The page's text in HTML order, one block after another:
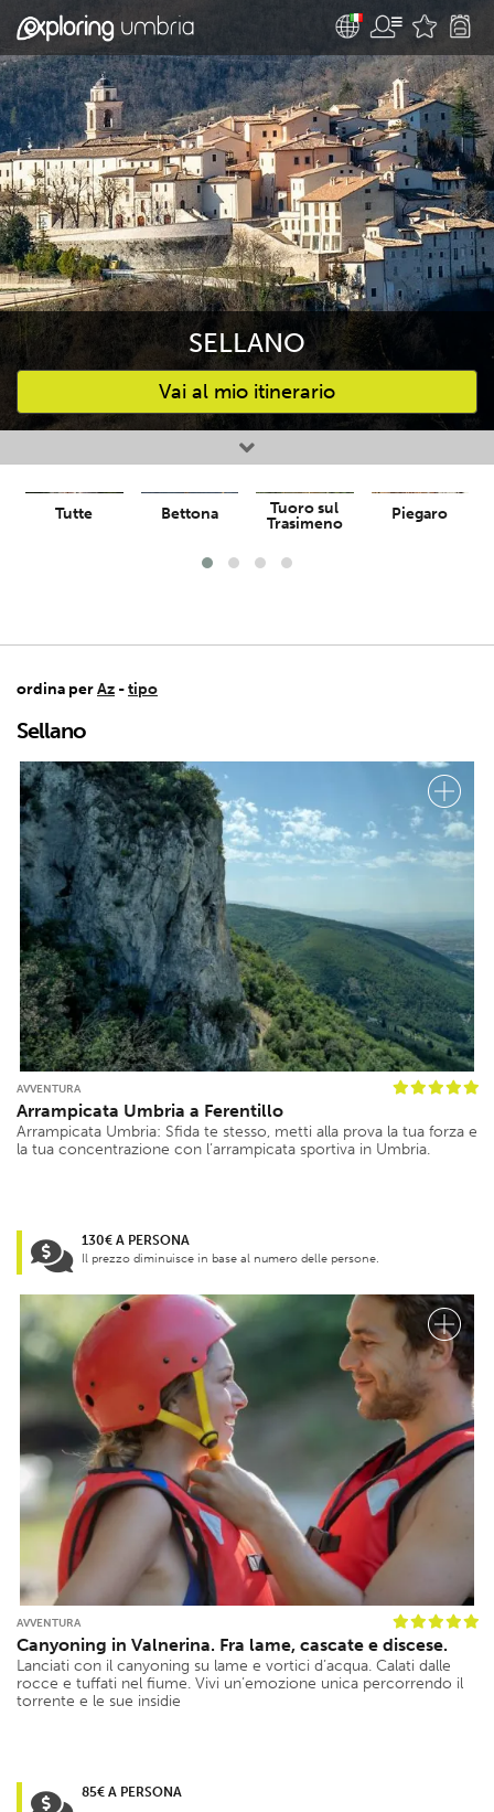
SELLANO
Vai al mio itinerario
Attività preferite
Tutte Bettona
Tuoro sul
Trasimeno
Piegaro
ordina perAz -tipo
Sellano
AVVENTURA
Arrampicata Umbria a Ferentillo
Arrampicata Umbria: Sfida te stesso, metti alla prova la tua forza e
la tua concentrazione con l’arrampicata sportiva in Umbria.
130€ A PERSONA
Il prezzo diminuisce in base al numero delle persone.
AVVENTURA
Canyoning in Valnerina. Fra lame, cascate e discese.
Lanciati con il canyoning su lame e vortici d’acqua. Calati dalle
rocce e tuffati nel fiume. Vivi un’emozione unica percorrendo il
torrente e le sue insidie
85€ A PERSONA